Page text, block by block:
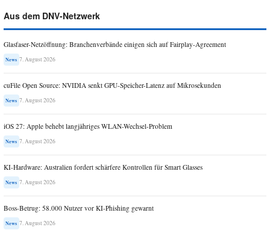
Aus dem DNV-Netzwerk
Glasfaser-Netzöffnung: Branchenverbände einigen sich auf Fairplay-Agreement
News 7. August 2026
cuFile Open Source: NVIDIA senkt GPU-Speicher-Latenz auf Mikrosekunden
News 7. August 2026
iOS 27: Apple behebt langjähriges WLAN-Wechsel-Problem
News 7. August 2026
KI-Hardware: Australien fordert schärfere Kontrollen für Smart Glasses
News 7. August 2026
Boss-Betrug: 58.000 Nutzer vor KI-Phishing gewarnt
News 7. August 2026